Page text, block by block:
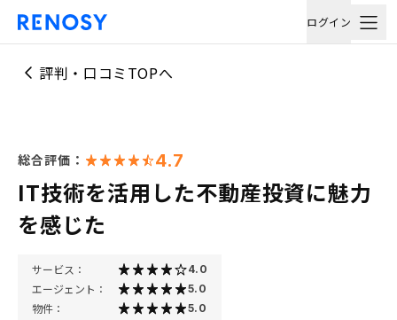
ログイン
評判・口コミTOPへ
総合評価： 4.7
IT技術を活用した不動産投資に魅力
を感じた
サービス： 4.0
エージェント： 5.0
物件： 5.0